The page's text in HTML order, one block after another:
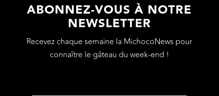
ABONNEZ-VOUS À NOTRE
NEWSLETTER
Recevez chaque semaine la MichocoNews pour
connaître le gâteau du week-end !